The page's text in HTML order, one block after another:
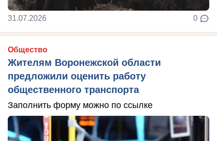
31.07.2026 0
Общество
Жителям Воронежской области
предложили оценить работу
общественного транспорта
Заполнить форму можно по ссылке